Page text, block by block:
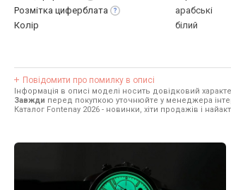
Розмітка циферблата
арабські
Колір
білий
Повідомити про помилку в описі
Інформація в описі моделі носить довідковий
Завжди перед покупкою уточнюйте у менеджера
Каталог Fontenay 2026 - новинки, хіти продажів і